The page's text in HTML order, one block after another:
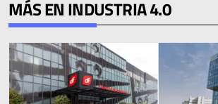
MÁS EN INDUSTRIA 4.0